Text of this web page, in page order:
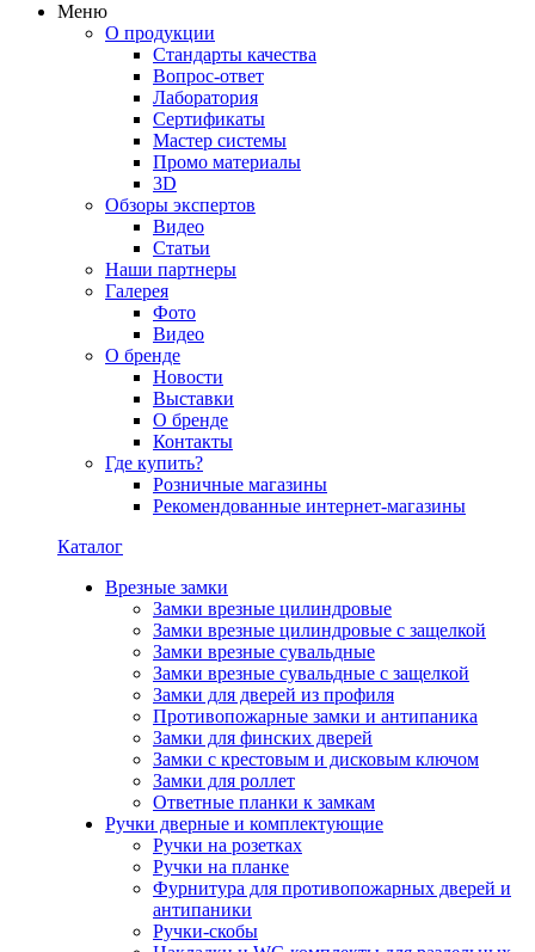
Меню
О продукции
Стандарты качества
Вопрос-ответ
Лаборатория
Сертификаты
Мастер системы
Промо материалы
3D
Обзоры экспертов
Видео
Статьи
Наши партнеры
Галерея
Фото
Видео
О бренде
Новости
Выставки
О бренде
Контакты
Где купить?
Розничные магазины
Рекомендованные интернет-магазины
Каталог
Врезные замки
Замки врезные цилиндровые
Замки врезные цилиндровые с защелкой
Замки врезные сувальдные
Замки врезные сувальдные с защелкой
Замки для дверей из профиля
Противопожарные замки и антипаника
Замки для финских дверей
Замки с крестовым и дисковым ключом
Замки для роллет
Ответные планки к замкам
Ручки дверные и комплектующие
Ручки на розетках
Ручки на планке
Фурнитура для противопожарных дверей и
антипаники
Ручки-скобы